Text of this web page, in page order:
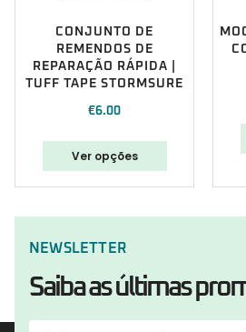
CONJUNTO DE
REMENDOS DE
REPARAÇÃO RÁPIDA |
TUFF TAPE STORMSURE
€6.00
Ver opções
NEWSLETTER
Saiba as últimas